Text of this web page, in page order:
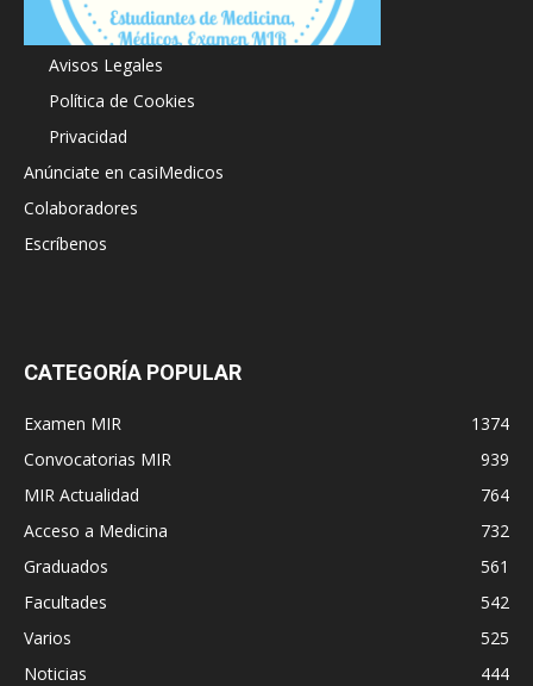
Acerca de
Avisos Legales
Política de Cookies
Privacidad
Anúnciate en casiMedicos
Colaboradores
Escríbenos
CATEGORÍA POPULAR
Examen MIR
1374
Convocatorias MIR
939
MIR Actualidad
764
Acceso a Medicina
732
Graduados
561
Facultades
542
Varios
525
Noticias
444